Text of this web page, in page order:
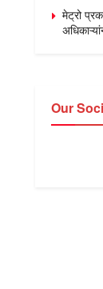
मेट्रो
Our